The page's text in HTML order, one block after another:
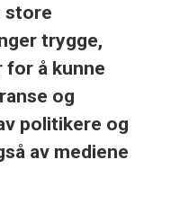
store
trygge,
å kunne
og
politikere og
av mediene